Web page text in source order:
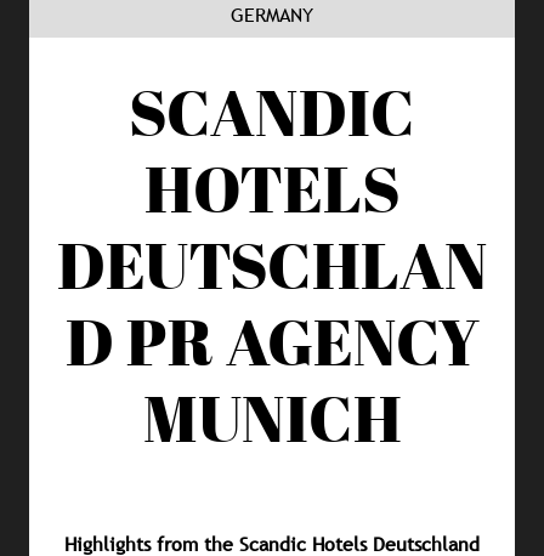
GERMANY
SCANDIC
HOTELS
DEUTSCHLAN
DPR AGENCY
MUNICH
Highlights from the Scandic Hotels Deutschland